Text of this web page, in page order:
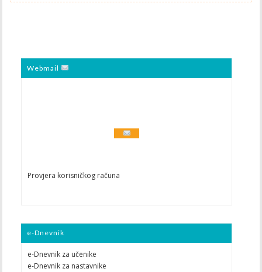
Webmail
Provjera korisničkog računa
e-Dnevnik
e-Dnevnik za učenike
e-Dnevnik za nastavnike